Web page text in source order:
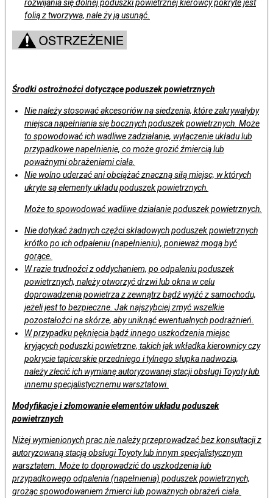
rozwijania się dolnej poduszki powietrznej kierowcy pokryte jest
folią z tworzywa, nale ży ją usunąć.
Środki ostrożnoźci dotyczące poduszek powietrznych
Nie należy stosować akcesoriów na siedzenia, które zakrywałyby
miejsca napełniania się bocznych poduszek powietrznych. Może
to spowodować ich wadliwe zadziałanie, wyłączenie układu lub
przypadkowe napełnienie, co może grozić źmiercią lub
poważnymi obrażeniami ciała.
Nie wolno uderzać ani obciążać znaczną siłą miejsc, w których
ukryte są elementy układu poduszek powietrznych.
Może to spowodować wadliwe działanie poduszek powietrznych.
Nie dotykać żadnych częźci składowych poduszek powietrznych
krótko po ich odpaleniu (napełnieniu), ponieważ mogą być
gorące.
W razie trudnoźci z oddychaniem, po odpaleniu poduszek
powietrznych, należy otworzyć drzwi lub okna w celu
doprowadzenia powietrza z zewnątrz bądź wyjźć z samochodu,
jeżeli jest to bezpieczne. Jak najszybciej zmyć wszelkie
pozostałoźci na skórze, aby uniknąć ewentualnych podrażnień.
W przypadku pęknięcia bądź innego uszkodzenia miejsc
kryjących poduszki powietrzne, takich jak wkładka kierownicy czy
pokrycie tapicerskie przedniego i tylnego słupka nadwozia,
należy zlecić ich wymianę autoryzowanej stacji obsługi Toyoty lub
innemu specjalistycznemu warsztatowi.
Modyfikacje i złomowanie elementów układu poduszek
powietrznych
Niżej wymienionych prac nie należy przeprowadzać bez konsultacji z
autoryzowaną stacją obsługi Toyoty lub innym specjalistycznym
warsztatem. Może to doprowadzić do uszkodzenia lub
przypadkowego odpalenia (napełnienia) poduszek powietrznych,
grożąc spowodowaniem źmierci lub poważnych obrażeń ciała.